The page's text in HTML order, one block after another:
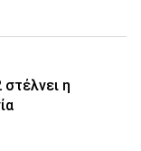
η